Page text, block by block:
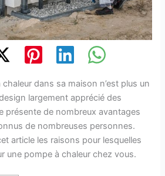
dans sa maison n’est plus un
largement apprécié des
présente de nombreux avantages
de nombreuses personnes.
article les raisons pour lesquelles
une pompe à chaleur chez vous.